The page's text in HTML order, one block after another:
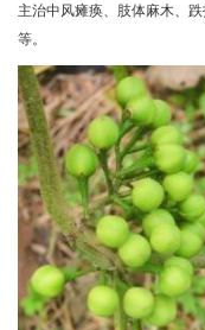
主治中风瘫痪、肢体麻木、
等。